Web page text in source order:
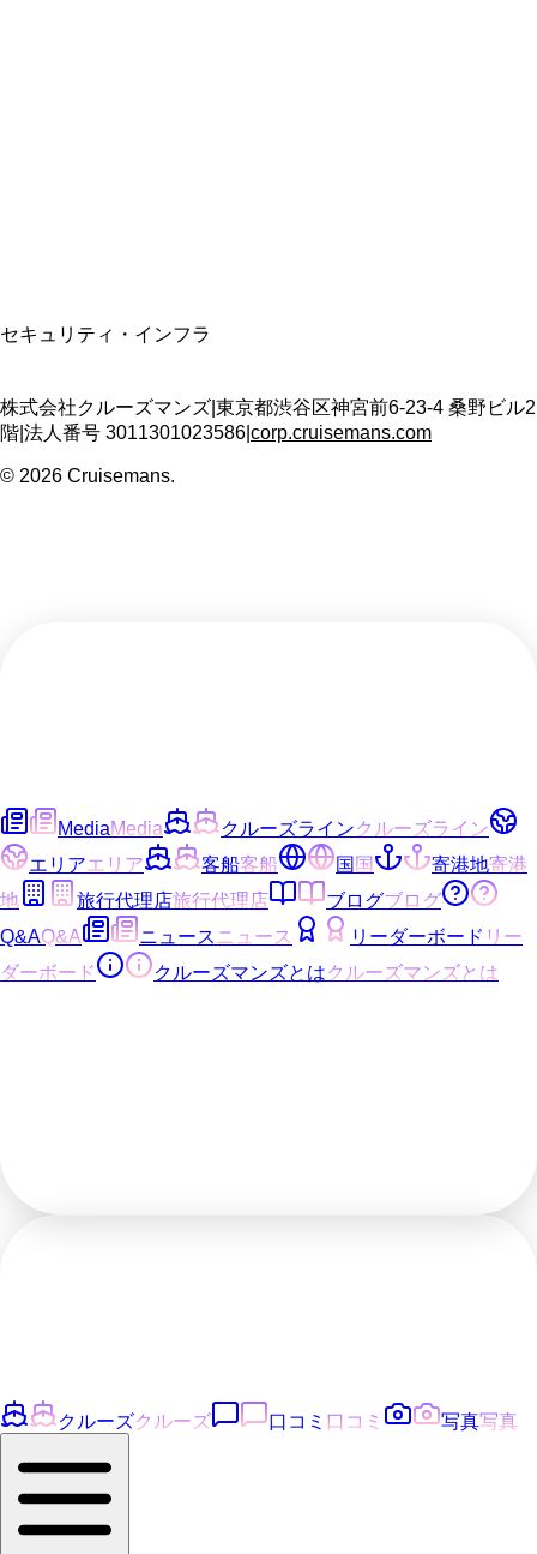
セキュリティ・インフラ
株式会社クルーズマンズ 東京都渋谷区神宮前6-23-4 桑野ビル2
階 法人番号 3011301023586 corp.cruisemans.com
© 2026 Cruisemans.
MediaMedia クルーズラインクルーズライン
エリアエリア 客船客船 国国 寄港地寄港
地
旅行代理店旅行代理店 ブログブログ
Q&AQ&A ニュース ニュース リーダーボード リー
ダーボード
クルーズマンズとはクルーズマンズとは
クルーズクルーズ 口コミ 口コミ 写真写真